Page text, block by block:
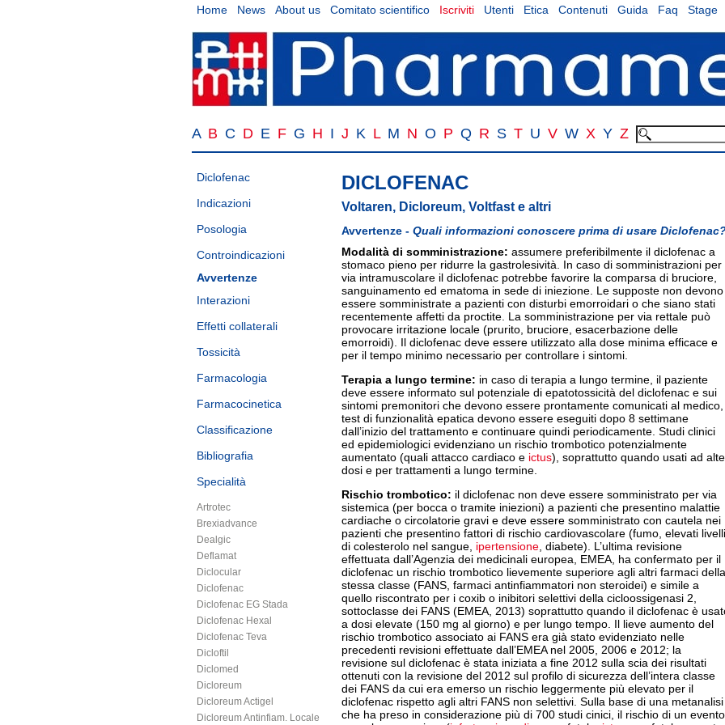
Home News About us Comitato scientifico Iscriviti Utenti Etica Contenuti Guida Faq Stage
A B C D E F G H I J K L M N O P Q R S T U V W X Y Z
Diclofenac
Indicazioni
Posologia
Controindicazioni
Avvertenze
Interazioni
Effetti collaterali
Tossicità
Farmacologia
Farmacocinetica
Classificazione
Bibliografia
Specialità
Artrotec
Brexiadvance
Dealgic
Deflamat
Diclocular
Diclofenac
Diclofenac EG Stada
Diclofenac Hexal
Diclofenac Teva
Dicloftil
Diclomed
Dicloreum
Dicloreum Actigel
Dicloreum Antinfiam. Locale
DICLOFENAC
Voltaren, Dicloreum, Voltfast e altri
Avvertenze - Quali informazioni conoscere prima di usare
Modalità di somministrazione: assumere preferibilmente il diclofenac a
stomaco pieno per ridurre la gastrolesività. In caso di somministrazioni per
via intramuscolare il diclofenac potrebbe favorire la comparsa di bruciore,
sanguinamento ed ematoma in sede di iniezione. Le supposte non devono
essere somministrate a pazienti con disturbi emorroidari o che siano stati
recentemente affetti da proctite. La somministrazione per via rettale può
provocare irritazione locale (prurito, bruciore, esacerbazione delle
emorroidi). Il diclofenac deve essere utilizzato alla dose minima efficace e
per il tempo minimo necessario per controllare i sintomi.
Terapia a lungo termine: in caso di terapia a lungo termine, il paziente
deve essere informato sul potenziale di epatotossicità del diclofenac e sui
sintomi premonitori che devono essere prontamente comunicati al
test di funzionalità epatica devono essere eseguiti dopo 8 settimane
dall’inizio del trattamento e continuare quindi periodicamente. Studi clinici
ed epidemiologici evidenziano un rischio trombotico potenzialmente
aumentato (quali attacco cardiaco e ictus), soprattutto quando usati ad alte
dosi e per trattamenti a lungo termine.
Rischio trombotico: il diclofenac non deve essere somministrato per via
sistemica (per bocca o tramite iniezioni) a pazienti che presentino malattie
cardiache o circolatorie gravi e deve essere somministrato con cautela nei
pazienti che presentino fattori di rischio cardiovascolare (fumo, elevati livelli
di colesterolo nel sangue, ipertensione , diabete). L’ultima revisione
effettuata dall’Agenzia dei medicinali europea, EMEA, ha confermato per il
diclofenac un rischio trombotico lievemente superiore agli altri farmaci della
stessa classe (FANS, farmaci antinfiammatori non steroidei) e simile a
quello riscontrato per i coxib o inibitori selettivi della cicloossigenasi 2,
sottoclasse dei FANS (EMEA, 2013) soprattutto quando il diclofenac è
a dosi elevate (150 mg al giorno) e per lungo tempo. Il lieve aumento del
rischio trombotico associato ai FANS era già stato evidenziato nelle
precedenti revisioni effettuate dall’EMEA nel 2005, 2006 e 2012; la
revisione sul diclofenac è stata iniziata a fine 2012 sulla scia dei risultati
ottenuti con la revisione del 2012 sul profilo di sicurezza dell’intera classe
dei FANS da cui era emerso un rischio leggermente più elevato per il
diclofenac rispetto agli altri FANS non selettivi. Sulla base di una metanalisi
che ha preso in considerazione più di 700 studi cinici, il rischio di un evento